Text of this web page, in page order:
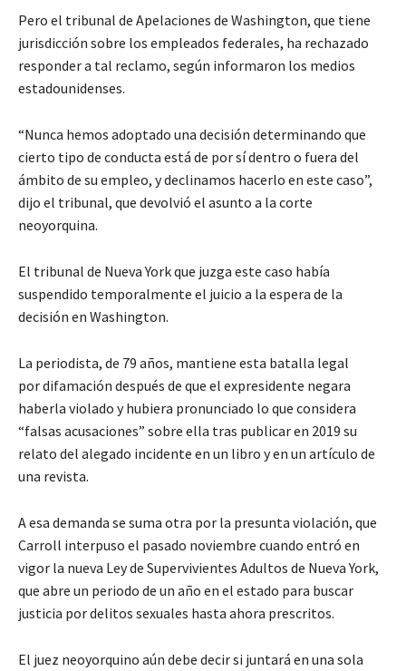
Pero el tribunal de Apelaciones de Washington, que tiene
jurisdicción sobre los empleados federales, ha rechazado
responder a tal reclamo, según informaron los medios
estadounidenses.
“Nunca hemos adoptado una decisión determinando que
cierto tipo de conducta está de por sí dentro o fuera del
ámbito de su empleo, y declinamos hacerlo en este caso”,
dijo el tribunal, que devolvió el asunto a la corte
neoyorquina.
El tribunal de Nueva York que juzga este caso había
suspendido temporalmente el juicio a la espera de la
decisión en Washington.
La periodista, de 79 años, mantiene esta batalla legal
por difamación después de que el expresidente negara
haberla violado y hubiera pronunciado lo que considera
“falsas acusaciones” sobre ella tras publicar en 2019 su
relato del alegado incidente en un libro y en un artículo de
una revista.
A esa demanda se suma otra por la presunta violación, que
Carroll interpuso el pasado noviembre cuando entró en
vigor la nueva Ley de Supervivientes Adultos de Nueva York,
que abre un periodo de un año en el estado para buscar
justicia por delitos sexuales hasta ahora prescritos.
El juez neoyorquino aún debe decir si juntará en una sola